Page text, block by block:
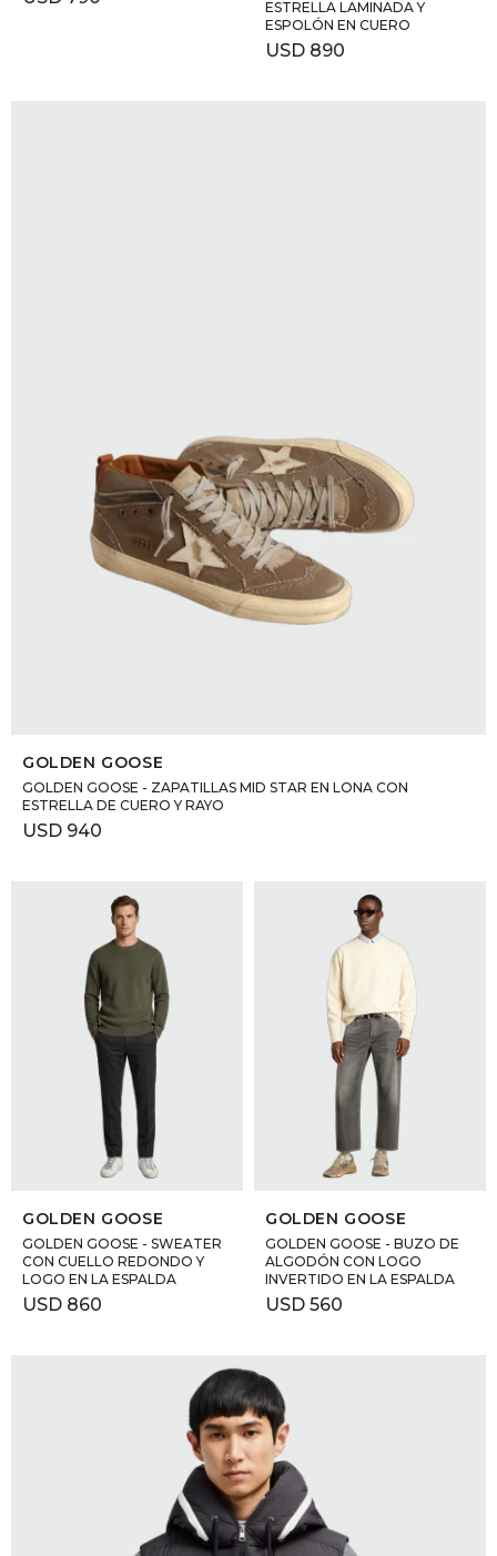
ESTRELLA LAMINADA Y
ESPOLÓN EN CUERO
USD 890
GOLDEN GOOSE
GOLDEN GOOSE - ZAPATILLAS MID STAR EN LONA CON
ESTRELLA DE CUERO Y RAYO
USD 940
SELECCIONAR TALLE
GOLDEN GOOSE
GOLDEN GOOSE - SWEATER
CON CUELLO REDONDO Y
LOGO EN LA ESPALDA
USD 860
SELECCIONAR TALLE
GOLDEN GOOSE
GOLDEN GOOSE - BUZO DE
ALGODÓN CON LOGO
INVERTIDO EN LA ESPALDA
USD 560